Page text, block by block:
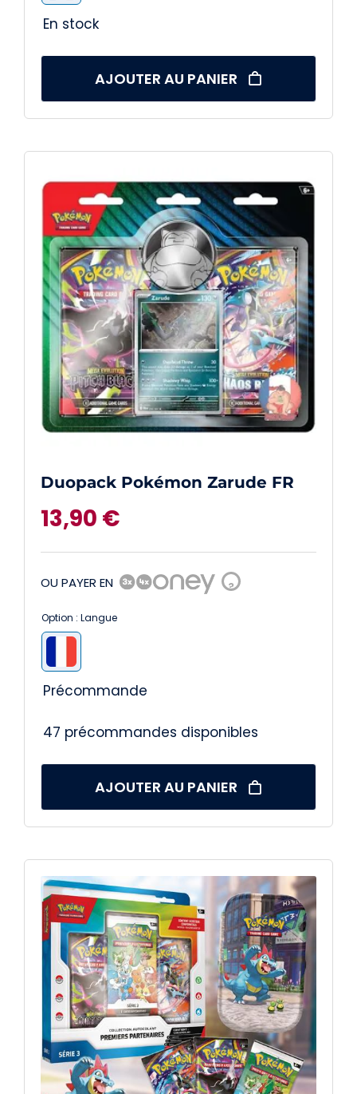
En stock
AJOUTER AU PANIER
Duopack Pokémon Zarude FR
13,90 €
OU PAYER EN ?
Option : Langue
Précommande
47 précommandes disponibles
AJOUTER AU PANIER